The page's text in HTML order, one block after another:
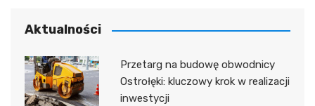
Aktualności
Przetarg na budowę obwodnicy
Ostrołęki: kluczowy krok w realizacji
inwestycji